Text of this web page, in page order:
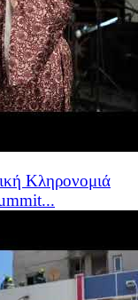
Κληρονομιά